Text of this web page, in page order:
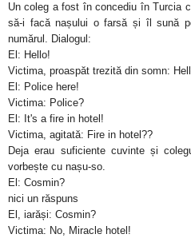
Un coleg a fost în concediu în Turcia
să-i facă nașului o farsă și îl sună
numărul. Dialogul:
El: Hello!
Victima, proaspăt trezită din somn:
El: Police here!
Victima: Police?
El: It's a fire in hotel!
Victima, agitată: Fire in hotel??
Deja erau suficiente cuvinte și
vorbește cu nașu-so.
El: Cosmin?
nici un răspuns
El, iarăși: Cosmin?
Victima: No, Miracle hotel!